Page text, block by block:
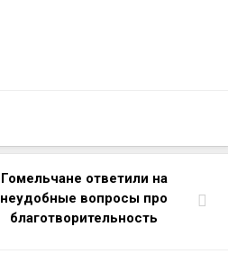
Гомельчане ответили на
неудобные вопросы про
благотворительность